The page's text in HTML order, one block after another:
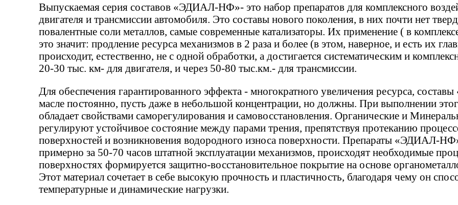
Выпускаемая серия составов «ЭДИАЛ-НФ»- это набор препаратов для комплексного
двигателя и трансмиссии автомобиля. Это составы нового поколения, в них почти нет
повалентные соли металлов, самые современные катализаторы. Их применение ( в
это значит: продление ресурса механизмов в 2 раза и более (в этом, наверное, и есть их
происходит, естественно, не с одной обработки, а достигается систематическим и
20-30 тыс. км- для двигателя, и через 50-80 тыс.км.- для трансмиссии.
Для обеспечения гарантированного эффекта - многократного увеличения ресурса,
масле постоянно, пусть даже в небольшой концентрации, но должны. При выполнении
обладает свойствами саморегулирования и самовосстановления. Органические и
регулируют устойчивое состояние между парами трения, препятствуя протеканию
поверхностей и возникновения водородного износа поверхности. Препараты «ЭДИАЛ-
примерно за 50-70 часов штатной эксплуатации механизмов, происходят необходимые
поверхностях формируется защитно-восстановительное покрытие на основе
Этот материал сочетает в себе высокую прочность и пластичность, благодаря чему он
температурные и динамические нагрузки.